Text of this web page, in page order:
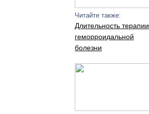
Читайте также:
Длительность терапии
геморроидальной
болезни